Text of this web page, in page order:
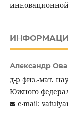
инновационной
Александр
д-р физ.-мат.
Южного
e-mail: